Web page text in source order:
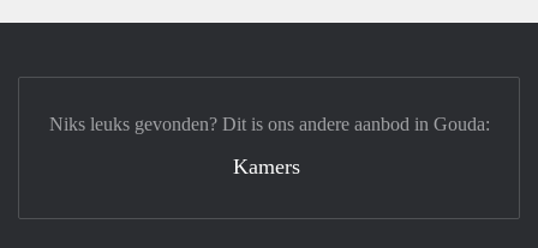
Niks leuks gevonden? Dit is ons andere aanbod in Gouda:
Kamers